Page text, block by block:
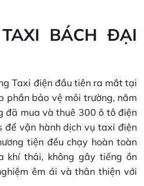
BÁCH ĐẠI
Taxi điện đầu tiên ra mắt tại
phần bảo vệ môi trường, năm
đã mua và thuê 300 ô tô điện
để vận hành dịch vụ taxi điện
tiện đều chạy hoàn toàn
khí thải, không gây tiếng ồn
êm ái và thân thiện với